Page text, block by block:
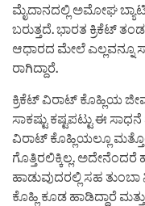
ಮೈದಾನದಲ್ಲಿ ಅಮೋಘ
ಬರುತ್ತದೆ. ಭಾರತ ಕ್ರಿಕೆಟ್
ಆಧಾರದ ಮೇಲೆ ಎಲ್ಲವನ್ನೂ
ರಾಗಿದ್ದಾರೆ.
ಕ್ರಿಕೆಟ್ ವಿರಾಟ್ ಕೊಹ್ಲಿಯ
ಸಾಕಷ್ಟು ಕಷ್ಟಪಟ್ಟು ಈ
ವಿರಾಟ್ ಕೊಹ್ಲಿಯಲ್ಲೂ
ಗೊತ್ತಿರಲಿಕ್ಕಿಲ್ಲ. ಅದೇನೆಂದರೆ
ಹಾಡುವುದರಲ್ಲಿ ಸಹ
ಕೊಹ್ಲಿ ಕೂಡ ಹಾಡಿದ್ದಾರೆ